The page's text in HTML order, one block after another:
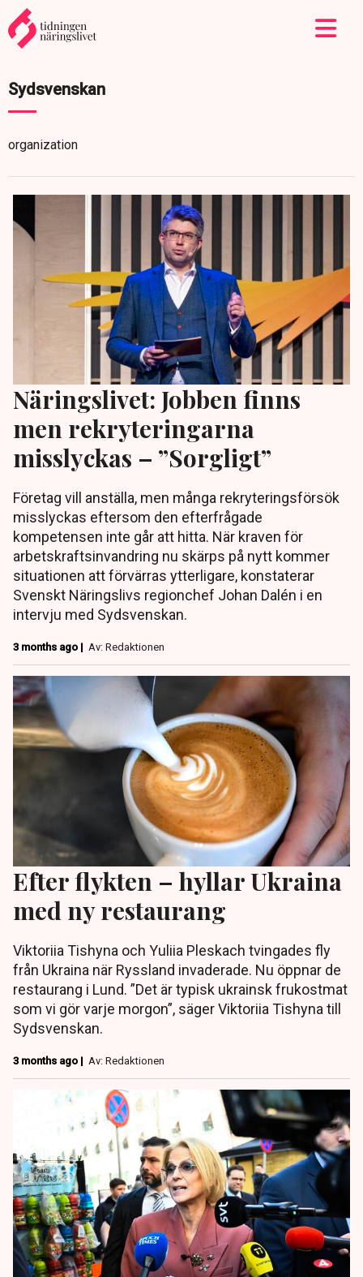
Sydsvenskan
organization
Näringslivet: Jobben finns
men rekryteringarna
misslyckas – ”Sorgligt”
Företag vill anställa, men många rekryteringsförsök
misslyckas eftersom den efterfrågade
kompetensen inte går att hitta. När kraven för
arbetskraftsinvandring nu skärps på nytt kommer
situationen att förvärras ytterligare, konstaterar
Svenskt Näringslivs regionchef Johan Dalén i en
intervju med Sydsvenskan.
3 months ago | Av: Redaktionen
Efter flykten – hyllar Ukraina
med ny restaurang
Viktoriia Tishyna och Yuliia Pleskach tvingades fly
från Ukraina när Ryssland invaderade. Nu öppnar de
restaurang i Lund. ”Det är typisk ukrainsk frukostmat
som vi gör varje morgon”, säger Viktoriia Tishyna till
Sydsvenskan.
3 months ago | Av: Redaktionen